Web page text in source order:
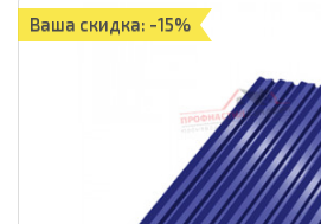
Ваша скидка: -15%